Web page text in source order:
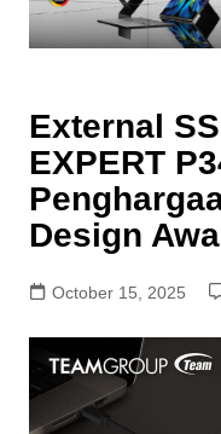
External
EXPERT
Design
October 15, 2025